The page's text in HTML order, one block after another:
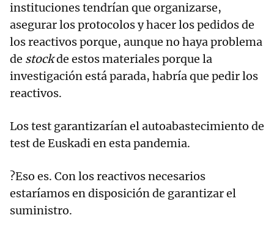
instituciones tendrían que organizarse,
asegurar los protocolos y hacer los pedidos de
los reactivos porque, aunque no haya problema
de stockde estos materiales porque la
investigación está parada, habría que pedir los
reactivos.
Los test garantizarían el autoabastecimiento de
test de Euskadi en esta pandemia.
?Eso es. Con los reactivos necesarios
estaríamos en disposición de garantizar el
suministro.